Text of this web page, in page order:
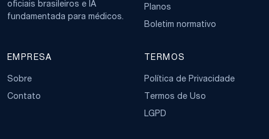
administrada em doses de 1.000 mg
por via endovenosa em casos mais
: Doses variando de 2 a 5
mg/kg/dia, com um máximo de 7
oficiais brasileiros e IA
fundamentada para médicos.
Planos
Boletim normativo
EMPRESA
Sobre
Contato
TERMOS
Política de Privacidade
Termos de Uso
LGPD